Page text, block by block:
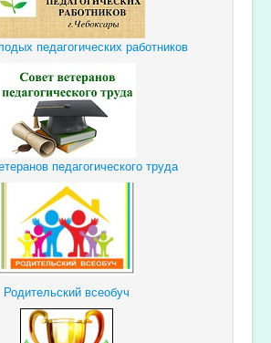
педагогических работников
педагогического труда
Родительский всеобуч